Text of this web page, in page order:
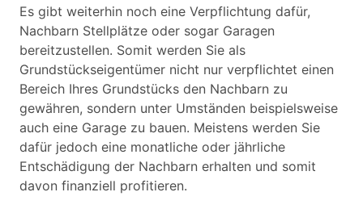
Es gibt weiterhin noch eine Verpflichtung dafür,
Nachbarn Stellplätze oder sogar Garagen
bereitzustellen. Somit werden Sie als
Grundstückseigentümer nicht nur verpflichtet einen
Bereich Ihres Grundstücks den Nachbarn zu
gewähren, sondern unter Umständen beispielsweise
auch eine Garage zu bauen. Meistens werden Sie
dafür jedoch eine monatliche oder jährliche
Entschädigung der Nachbarn erhalten und somit
davon finanziell profitieren.